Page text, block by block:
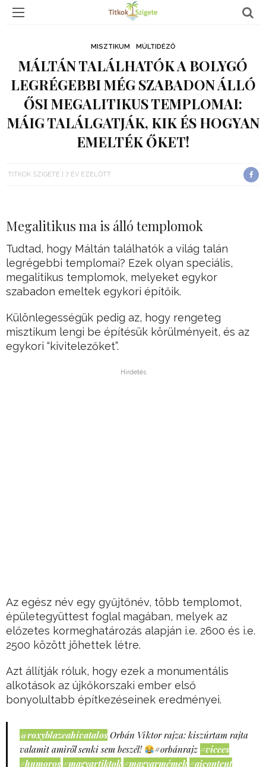
MISZTIKUM MÚLTIDÉZŐ
MÁLTÁN TALÁLHATÓK A BOLYGÓ
LEGRÉGEBBI MÉG SZABADON ÁLLÓ
ŐSI MEGALITIKUS TEMPLOMAI:
MÁIG TALÁLGATJÁK, KIK ÉS HOGYAN
EMELTÉK ŐKET!
TITKOK SZIGETE 7 ÉV EZELŐTT
Megalitikus ma is álló templomok
Tudtad, hogy Máltán találhatók a világ talán
legrégebbi templomai? Ezek olyan speciális,
megalitikus templomok, melyeket egykor
szabadon emeltek egykori építőik.
Különlegességük pedig az, hogy rengeteg
misztikum lengi be építésük körülményeit, és az
egykori “kivitelezőket”.
Hirdetés
Az egész név egy gyűjtőnév, több templomot,
épületegyüttest foglal magában, melyek az
előzetes kormeghatározás alapján i.e. 2600 és i.e.
2500 között jöhettek létre.
Azt állítják róluk, hogy ezek a monumentális
alkotások az újkőkorszaki ember első
bonyolultabb építkezéseinek eredményei.
@roxyblazeahivatalos Orbán Viktor rajza: kiszúrtam rajta
valamit amiről senki sem beszél!
#orbánrajz #vicces
#humoros #magyartiktok #magyarmémek #aicontent